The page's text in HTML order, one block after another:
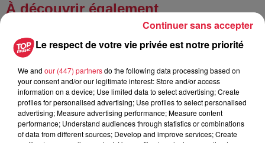
À découvrir également
Le respect de votre vie privée est notre priorité
We and our (447) partnersdo the following data processing based on
your consent and/or our legitimate interest: Store and/or access
information on a device; Use limited data to select advertising; Create
profiles for personalised advertising; Use profiles to select personalised
advertising; Measure advertising performance; Measure content
performance; Understand audiences through statistics or combinations
of data from different sources; Develop and improve services; Create
Continuer sans accepter